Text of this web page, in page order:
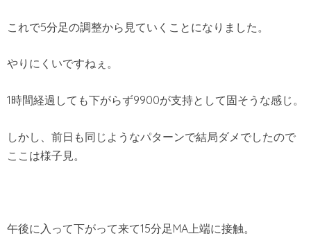
これで5分足の調整から見ていくことになりました。
やりにくいですねぇ。
1時間経過しても下がらず9900が支持として固そうな感じ。
しかし、前日も同じようなパターンで結局ダメでしたので
ここは様子見。
午後に入って下がって来て15分足MA上端に接触。